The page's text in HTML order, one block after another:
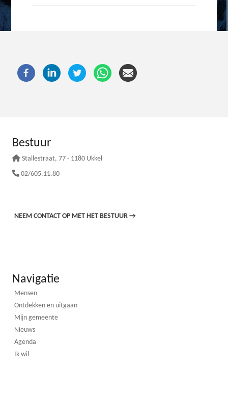
Bestuur
Stallestraat, 77 - 1180 Ukkel
02/605.11.80
NEEM CONTACT OP MET HET BESTUUR →
Navigatie
Mensen
Ontdekken en uitgaan
Mijn gemeente
Nieuws
Agenda
Ik wil